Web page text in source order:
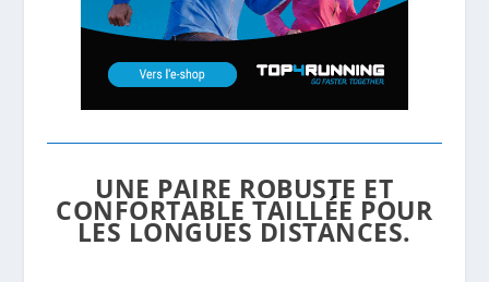
UNE PAIRE ROBUSTE ET
CONFORTABLE TAILLÉE POUR
LES LONGUES DISTANCES.